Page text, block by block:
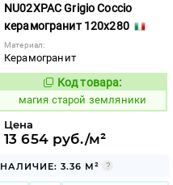
NU02XPAC Grigio Coccio
керамогранит 120x280
Материал:
Керамогранит
918406
Код товара:
магия старой земляники
Цена
13 654 руб./м²
НАЛИЧИЕ: 3.36 М²